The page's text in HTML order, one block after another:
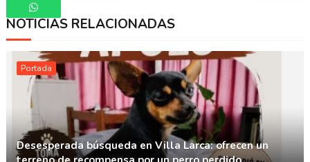
Whatsapp
NOTICIAS RELACIONADAS
Portada
Desesperada búsqueda en Villa Larca: ofrecen un